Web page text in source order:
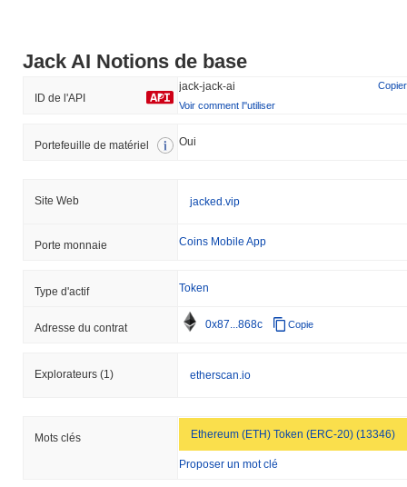
Jack AI Notions de base
ID de l'API
jack-jack-ai
Copier
Voir comment l''utiliser
Portefeuille de matériel Oui
Site Web jacked.vip
Porte monnaie Coins Mobile App
Type d'actif Token
Adresse du contrat 0x87...868c Copie
Explorateurs (1) etherscan.io
Mots clés Ethereum (ETH) Token (ERC-20) (13346)
Proposer un mot clé